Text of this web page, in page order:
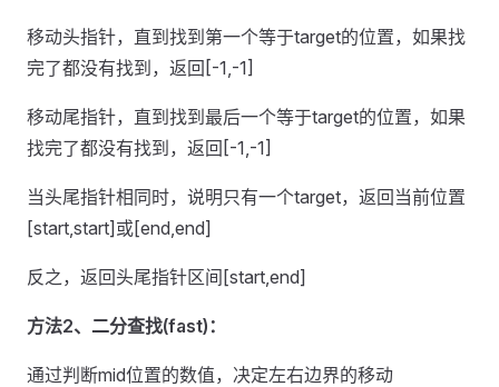
移动头指针，直到找到第一个等于target的位置，如果找
完了都没有找到，返回[-1,-1]
移动尾指针，直到找到最后一个等于target的位置，如果
找完了都没有找到，返回[-1,-1]
当头尾指针相同时，说明只有一个target，返回当前位置
[start,start]或[end,end]
反之，返回头尾指针区间[start,end]
方法2、二分查找(fast)：
通过判断mid位置的数值，决定左右边界的移动